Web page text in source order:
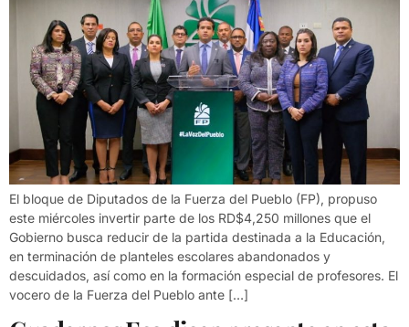
El bloque de Diputados de la Fuerza del Pueblo (FP), propuso
este miércoles invertir parte de los RD$4,250 millones que el
Gobierno busca reducir de la partida destinada a la Educación,
en terminación de planteles escolares abandonados y
descuidados, así como en la formación especial de profesores. El
vocero de la Fuerza del Pueblo ante […]